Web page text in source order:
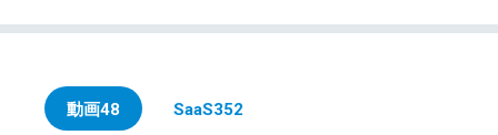
動画48 SaaS352